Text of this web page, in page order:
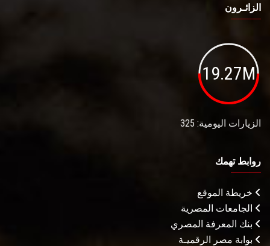
الزائـرون
19.27M
الزيارات اليومية: 325
روابط تهمك
خريطة الموقع
الجامعات المصرية
بنك المعرفة المصري
بوابة مصر الرقميـة